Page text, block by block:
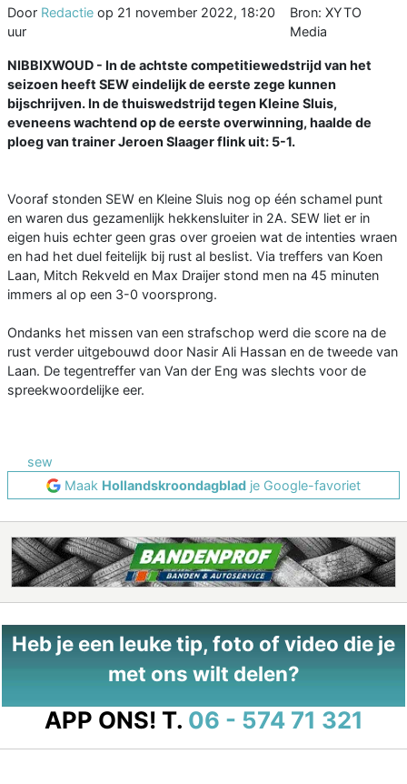
Door Redactie op 21 november 2022, 18:20
uur
Bron: XYTO
Media
NIBBIXWOUD - In de achtste competitiewedstrijd van het
seizoen heeft SEW eindelijk de eerste zege kunnen
bijschrijven. In de thuiswedstrijd tegen Kleine Sluis,
eveneens wachtend op de eerste overwinning, haalde de
ploeg van trainer Jeroen Slaager flink uit: 5-1.
Vooraf stonden SEW en Kleine Sluis nog op één schamel punt
en waren dus gezamenlijk hekkensluiter in 2A. SEW liet er in
eigen huis echter geen gras over groeien wat de intenties wraen
en had het duel feitelijk bij rust al beslist. Via treffers van Koen
Laan, Mitch Rekveld en Max Draijer stond men na 45 minuten
immers al op een 3-0 voorsprong.
Ondanks het missen van een strafschop werd die score na de
rust verder uitgebouwd door Nasir Ali Hassan en de tweede van
Laan. De tegentreffer van Van der Eng was slechts voor de
spreekwoordelijke eer.
sew
Maak Hollandskroondagblad je Google-favoriet
Heb je een leuke tip, foto of video die je
met ons wilt delen?
APP ONS! T. 06 - 574 71 321